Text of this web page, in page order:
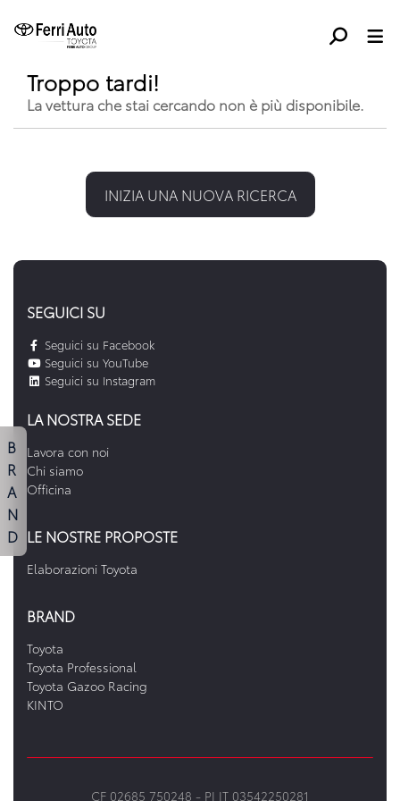
Troppo tardi!
La vettura che stai cercando non è più disponibile.
INIZIA UNA NUOVA RICERCA
SEGUICI SU
Seguici su Facebook
Seguici su YouTube
Seguici su Instagram
LA NOSTRA SEDE
Lavora con noi
Chi siamo
Officina
LE NOSTRE PROPOSTE
Elaborazioni Toyota
BRAND
Toyota
Toyota Professional
Toyota Gazoo Racing
KINTO
CF 02685 750248 - PI IT 03542250281
B
R
A
N
D